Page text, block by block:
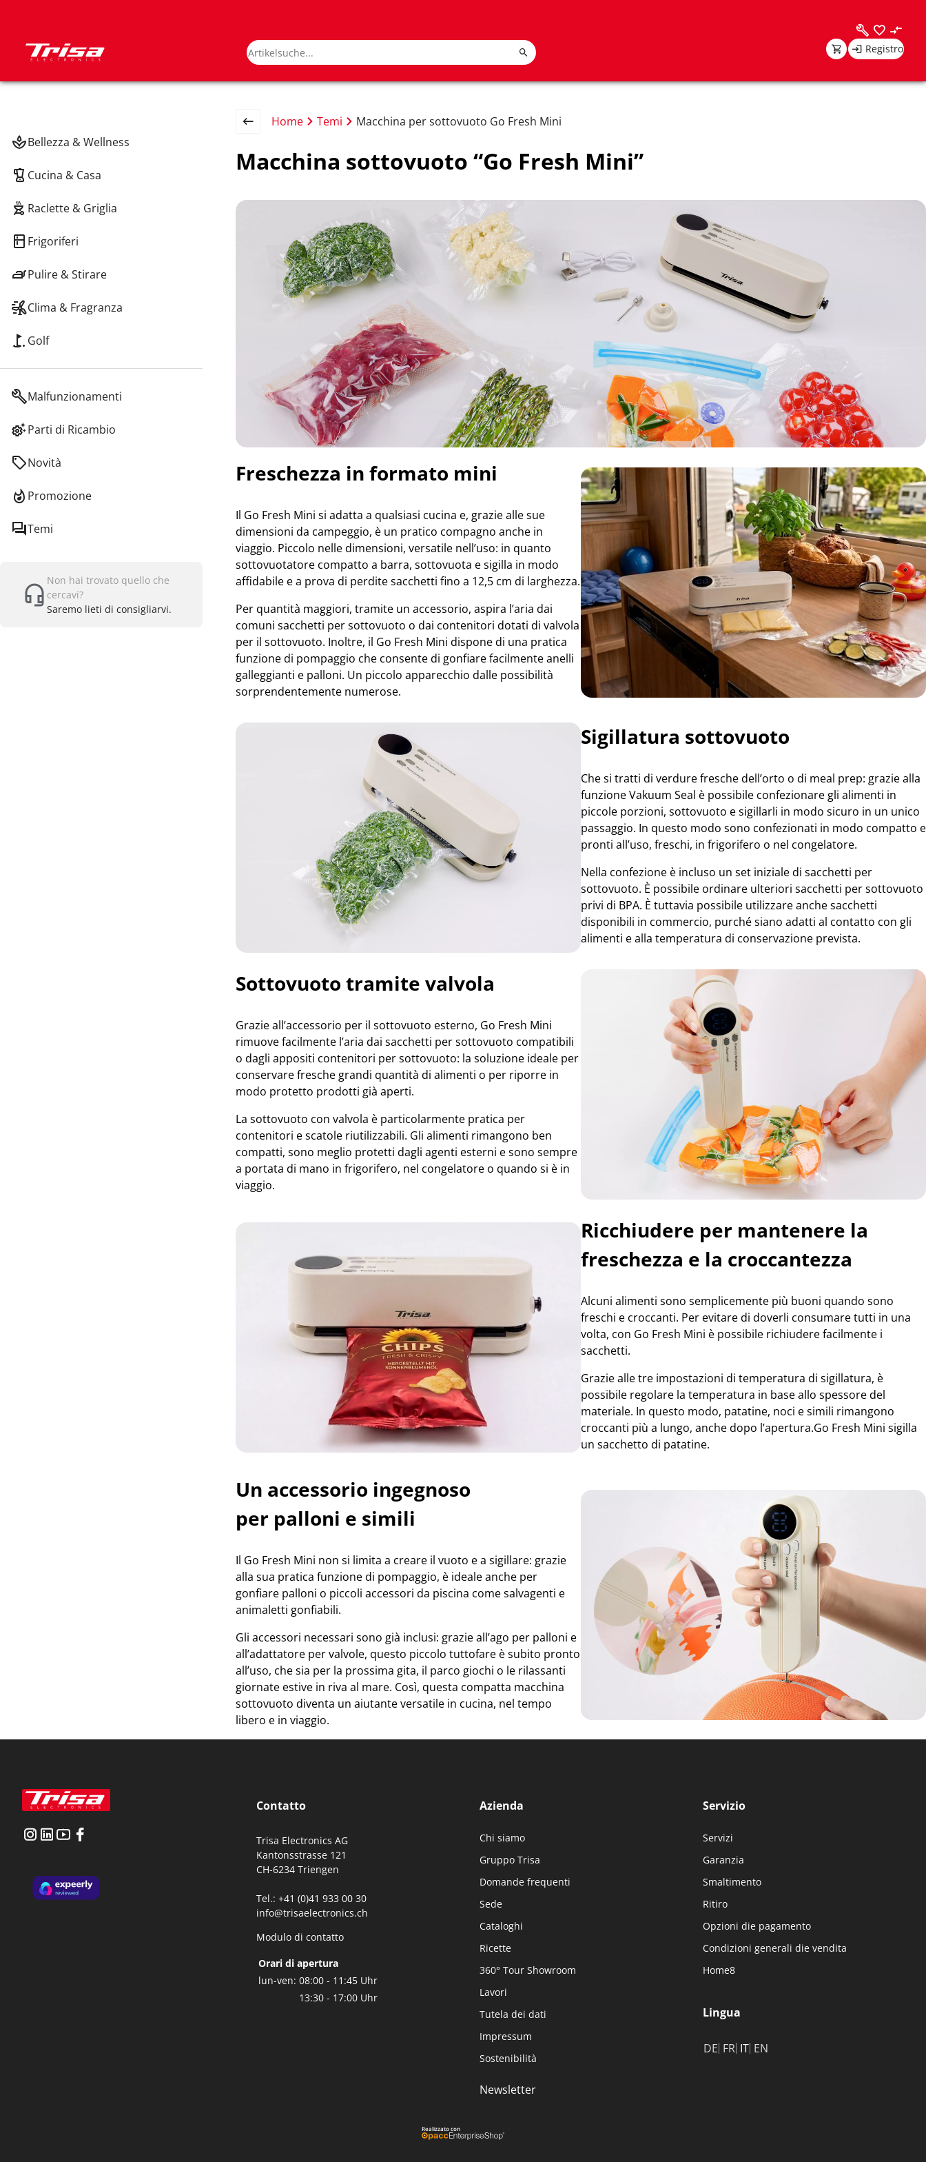
Registro
Bellezza & Wellness
Cucina & Casa
Raclette & Griglia
Frigoriferi
Pulire & Stirare
Clima & Fragranza
Golf
Malfunzionamenti
Parti di Ricambio
Novità
Promozione
Temi
Non hai trovato quello che
cercavi?
Saremo lieti di consigliarvi.
Home Temi Macchina per sottovuoto Go Fresh Mini
Macchina sottovuoto “Go Fresh Mini”
Freschezza in formato mini
Il Go Fresh Mini si adatta a qualsiasi cucina e, grazie alle sue
dimensioni da campeggio, è un pratico compagno anche in
viaggio. Piccolo nelle dimensioni, versatile nell’uso: in quanto
sottovuotatore compatto a barra, sottovuota e sigilla in modo
affidabile e a prova di perdite sacchetti fino a 12,5 cm di larghezza.
Per quantità maggiori, tramite un accessorio, aspira l’aria dai
comuni sacchetti per sottovuoto o dai contenitori dotati di valvola
per il sottovuoto. Inoltre, il Go Fresh Mini dispone di una pratica
funzione di pompaggio che consente di gonfiare facilmente anelli
galleggianti e palloni. Un piccolo apparecchio dalle possibilità
sorprendentemente numerose.
Sigillatura sottovuoto
Che si tratti di verdure fresche dell’orto o di meal prep: grazie alla
funzione Vakuum Seal è possibile confezionare gli alimenti in
piccole porzioni, sottovuoto e sigillarli in modo sicuro in un unico
passaggio. In questo modo sono confezionati in modo compatto e
pronti all’uso, freschi, in frigorifero o nel congelatore.
Nella confezione è incluso un set iniziale di sacchetti per
sottovuoto. È possibile ordinare ulteriori sacchetti per sottovuoto
privi di BPA. È tuttavia possibile utilizzare anche sacchetti
disponibili in commercio, purché siano adatti al contatto con gli
alimenti e alla temperatura di conservazione prevista.
Sottovuoto tramite valvola
Grazie all’accessorio per il sottovuoto esterno, Go Fresh Mini
rimuove facilmente l’aria dai sacchetti per sottovuoto compatibili
o dagli appositi contenitori per sottovuoto: la soluzione ideale per
conservare fresche grandi quantità di alimenti o per riporre in
modo protetto prodotti già aperti.
La sottovuoto con valvola è particolarmente pratica per
contenitori e scatole riutilizzabili. Gli alimenti rimangono ben
compatti, sono meglio protetti dagli agenti esterni e sono sempre
a portata di mano in frigorifero, nel congelatore o quando si è in
viaggio.
Ricchiudere per mantenere la
freschezza e la croccantezza
Alcuni alimenti sono semplicemente più buoni quando sono
freschi e croccanti. Per evitare di doverli consumare tutti in una
volta, con Go Fresh Mini è possibile richiudere facilmente i
sacchetti.
Grazie alle tre impostazioni di temperatura di sigillatura, è
possibile regolare la temperatura in base allo spessore del
materiale. In questo modo, patatine, noci e simili rimangono
croccanti più a lungo, anche dopo l’apertura.Go Fresh Mini sigilla
un sacchetto di patatine.
Un accessorio ingegnoso
per palloni e simili
Il Go Fresh Mini non si limita a creare il vuoto e a sigillare: grazie
alla sua pratica funzione di pompaggio, è ideale anche per
gonfiare palloni o piccoli accessori da piscina come salvagenti e
animaletti gonfiabili.
Gli accessori necessari sono già inclusi: grazie all’ago per palloni e
all’adattatore per valvole, questo piccolo tuttofare è subito pronto
all’uso, che sia per la prossima gita, il parco giochi o le rilassanti
giornate estive in riva al mare. Così, questa compatta macchina
sottovuoto diventa un aiutante versatile in cucina, nel tempo
libero e in viaggio.
Contatto
Trisa Electronics AG
Kantonsstrasse 121
CH-6234 Triengen
Tel.: +41 (0)41 933 00 30
info@trisaelectronics.ch
Modulo di contatto
Orari di apertura
lun-ven: 08:00 - 11:45 Uhr
13:30 - 17:00 Uhr
Azienda
Chi siamo
Gruppo Trisa
Domande frequenti
Sede
Cataloghi
Ricette
360° Tour Showroom
Lavori
Tutela dei dati
Impressum
Sostenibilità
Newsletter
Servizio
Servizi
Garanzia
Smaltimento
Ritiro
Opzioni die pagamento
Condizioni generali die vendita
Home8
Lingua
DE FR IT EN
Realizzato con